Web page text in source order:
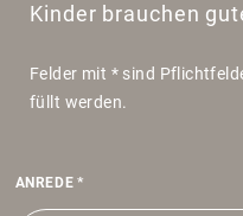
Kinder brauchen
Felder mit * sind
füllt werden.
ANREDE *